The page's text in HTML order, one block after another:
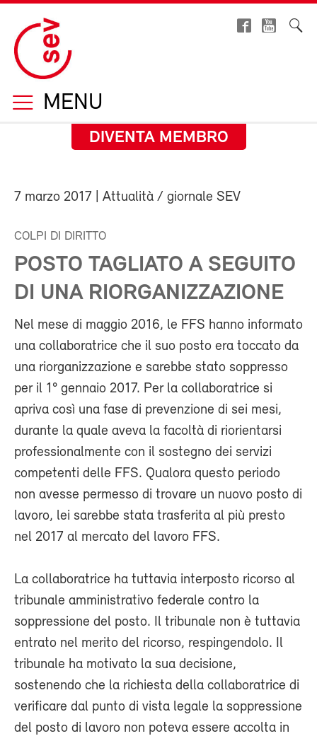
MENU
DIVENTA MEMBRO
7 marzo 2017 | Attualità / giornale SEV
COLPI DI DIRITTO
POSTO TAGLIATO A SEGUITO
DI UNA RIORGANIZZAZIONE
Nel mese di maggio 2016, le FFS hanno informato
una collaboratrice che il suo posto era toccato da
una riorganizzazione e sarebbe stato soppresso
per il 1° gennaio 2017. Per la collaboratrice si
apriva così una fase di prevenzione di sei mesi,
durante la quale aveva la facoltà di riorientarsi
professionalmente con il sostegno dei servizi
competenti delle FFS. Qualora questo periodo
non avesse permesso di trovare un nuovo posto di
lavoro, lei sarebbe stata trasferita al più presto
nel 2017 al mercato del lavoro FFS.
La collaboratrice ha tuttavia interposto ricorso al
tribunale amministrativo federale contro la
soppressione del posto. Il tribunale non è tuttavia
entrato nel merito del ricorso, respingendolo. Il
tribunale ha motivato la sua decisione,
sostenendo che la richiesta della collaboratrice di
verificare dal punto di vista legale la soppressione
del posto di lavoro non poteva essere accolta in